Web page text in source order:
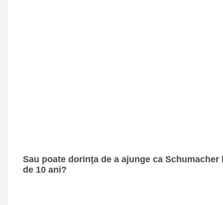
Sau poate dorinţa de a ajunge ca Schumacher
de 10 ani?